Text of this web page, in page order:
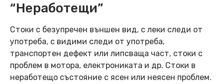
“Неработещи”
Стоки с безупречен външен вид, с леки следи от
употреба, с видими следи от употреба,
транспортен дефект или липсваща част, стоки с
проблем в мотора, електрониката и др. Стоки в
неработещо състояние с ясен или неясен проблем.